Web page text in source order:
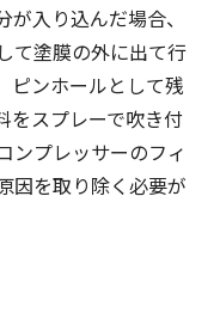
入り込んだ場合、
て塗膜の外に出て行
ピンホールとして残
をスプレーで吹き付
ンプレッサーのフィ
因を取り除く必要が